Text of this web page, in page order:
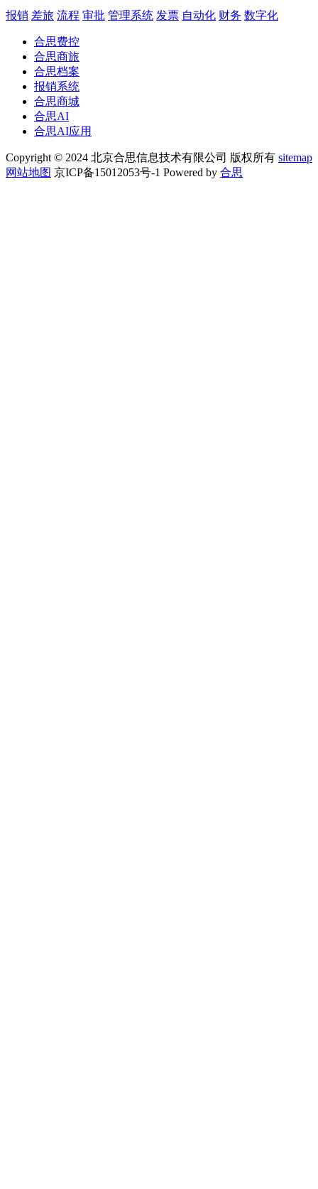
报销 差旅 流程 审批 管理系统 发票 自动化 财务 数字化
合思费控
合思商旅
合思档案
报销系统
合思商城
合思AI
合思AI应用
Copyright © 2024 北京合思信息技术有限公司 版权所有 sitemap
网站地图 京ICP备15012053号-1 Powered by 合思